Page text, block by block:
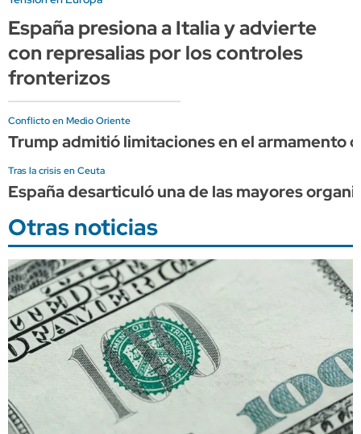
España presiona a Italia y advierte
con represalias por los controles
fronterizos
Conflicto en Medio Oriente
Trump admitió limitaciones en el armamento
Tras la crisis en Ceuta
España desarticuló una de las mayores
Otras noticias